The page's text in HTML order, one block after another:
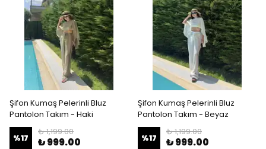
Şifon Kumaş Pelerinli Bluz
Pantolon Takım - Haki
%17
₺ 1,199.00
₺ 999.00
Şifon Kumaş Pelerinli Bluz
Pantolon Takım - Beyaz
%17
₺ 1,199.00
₺ 999.00